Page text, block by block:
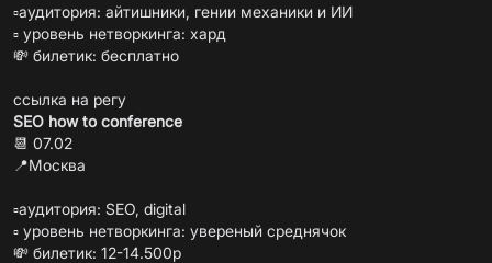
▫️аудитория: айтишники, гении механики и ИИ
▫️ уровень нетворкинга: хард
💸 билетик: бесплатно
ссылка на регу
SEO how to conference
📆 07.02
📍Москва
▫️аудитория: SEO, digital
▫️ уровень нетворкинга: увереный среднячок
💸 билетик: 12-14.500р